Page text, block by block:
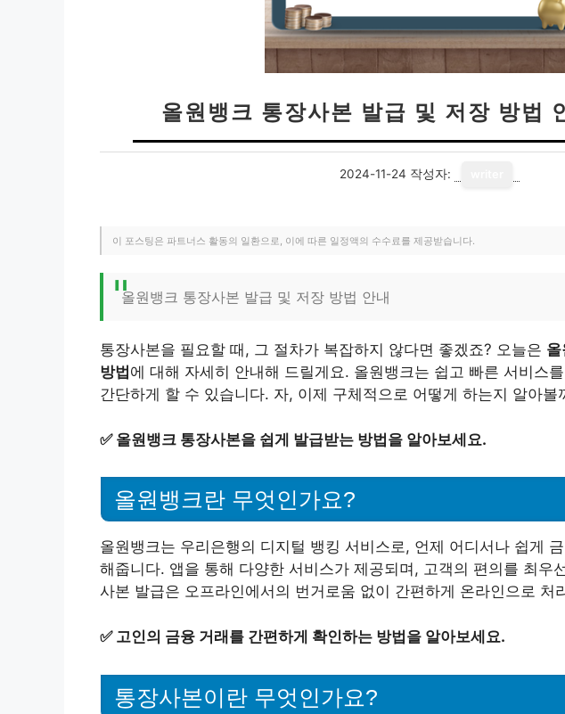
올원뱅크 통장사본 발급 및 저장 방법
2024-11-24 작성자:
이 포스팅은 파트너스 활동의 일환으로, 이에 따른 일정액의 수수료를 제공받습니다.
올원뱅크 통장사본 발급 및 저장 방법 안내
통장사본을 필요할 때, 그 절차가 복잡하지 않다면 좋겠죠? 오늘은
방법 에 대해 자세히 안내해 드릴게요. 올원뱅크는 쉽고 빠른 서비스
간단하게 할 수 있습니다. 자, 이제 구체적으로 어떻게 하는지 알아볼
✅ 올원뱅크 통장사본을 쉽게 발급받는 방법을 알아보세요.
올원뱅크란 무엇인가요?
올원뱅크는 우리은행의 디지털 뱅킹 서비스로, 언제 어디서나 쉽게
해줍니다. 앱을 통해 다양한 서비스가 제공되며, 고객의 편의를 최우
사본 발급은 오프라인에서의 번거로움 없이 간편하게 온라인으로 처
✅ 고인의 금융 거래를 간편하게 확인하는 방법을 알아보세요.
통장사본이란 무엇인가요?